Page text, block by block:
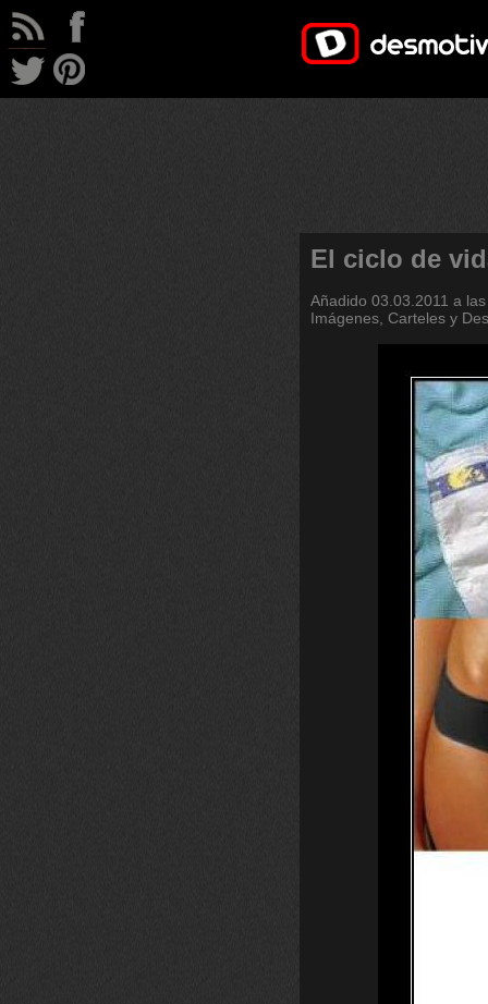
El ciclo de
Añadido 03.03.2011 a
Imágenes, Carteles y